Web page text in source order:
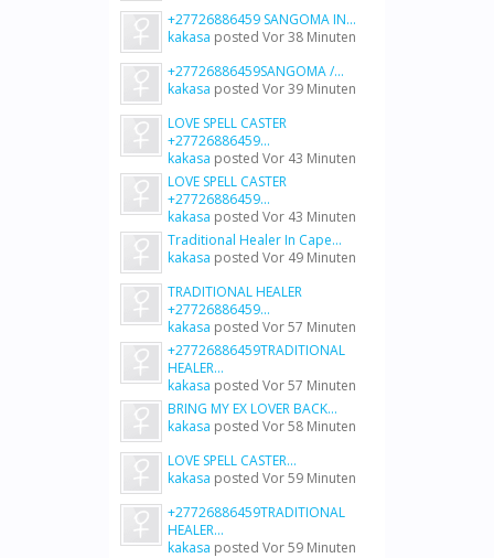
+27726886459 SANGOMA IN...
kakasa posted Vor 38 Minuten
+27726886459SANGOMA /...
kakasa posted Vor 39 Minuten
LOVE SPELL CASTER
+27726886459...
kakasa posted Vor 43 Minuten
LOVE SPELL CASTER
+27726886459...
kakasa posted Vor 43 Minuten
Traditional Healer In Cape...
kakasa posted Vor 49 Minuten
TRADITIONAL HEALER
+27726886459...
kakasa posted Vor 57 Minuten
+27726886459TRADITIONAL
HEALER...
kakasa posted Vor 57 Minuten
BRING MY EX LOVER BACK...
kakasa posted Vor 58 Minuten
LOVE SPELL CASTER...
kakasa posted Vor 59 Minuten
+27726886459TRADITIONAL
HEALER...
kakasa posted Vor 59 Minuten